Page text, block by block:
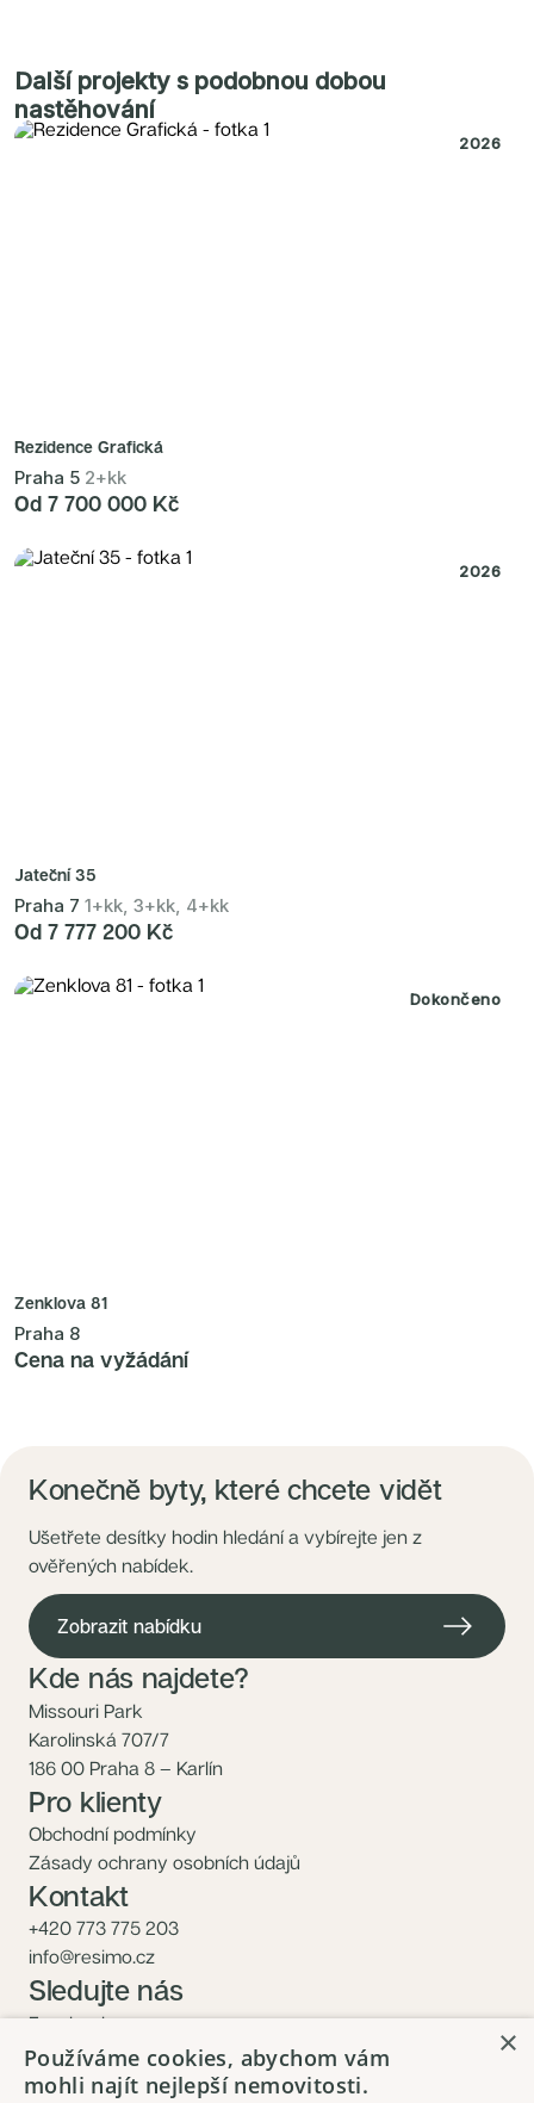
Další projekty s podobnou dobou
nastěhování
2026
Rezidence Grafická
Praha 5 2+kk
Od 7 700 000 Kč
2026
Jateční 35
Praha 7 1+kk, 3+kk, 4+kk
Od 7 777 200 Kč
Dokončeno
Zenklova 81
Praha 8
Cena na vyžádání
Konečně byty, které chcete vidět
Ušetřete desítky hodin hledání a vybírejte jen z
ověřených nabídek.
Zobrazit nabídku
Kde nás najdete?
Missouri Park
Karolinská 707/7
186 00 Praha 8 – Karlín
Pro klienty
Obchodní podmínky
Zásady ochrany osobních údajů
Kontakt
+420 773 775 203
info@resimo.cz
Sledujte nás
Facebook
Instagram
×
Používáme cookies, abychom vám
mohli najít nejlepší nemovitosti.